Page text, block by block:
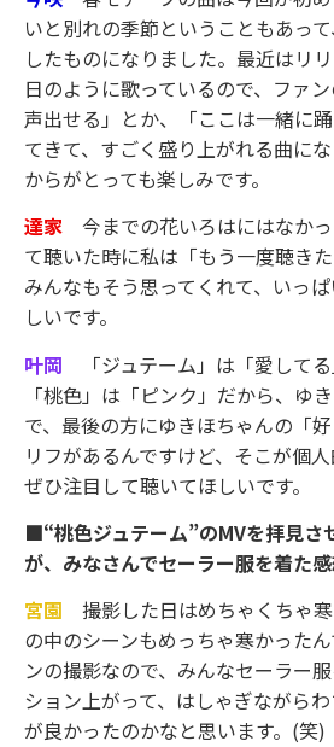
いと別れの季節ということもあっ
したものになりました。最近はリ
日のように歌っているので、ファ
声出せる」とか、「ここは一緒に
てきて、すごく盛り上がれる曲に
からがとっても楽しみです。
達家 今までの花いろはにはなか
て聴いた時に私は「もう一度聴きた
みんなもそう思ってくれて、いっ
しいです。
叶岡 「ジュテーム」は「愛してる
「桃色」は「ピンク」だから、ゆ
で、最後の方にゆきほちゃんの「
リフがあるんですけど、そこが個人
ぜひ注目して聴いてほしいです。
■“桃色ジュテーム”のMVを拝見さ
が、みなさんでセーラー服を着た
宮園 撮影した日はめちゃくちゃ
の中のシーンもめっちゃ寒かった
ンの撮影なので、みんなセーラー
ション上がって、はしゃぎながら
が良かったのかなと思います。(笑)